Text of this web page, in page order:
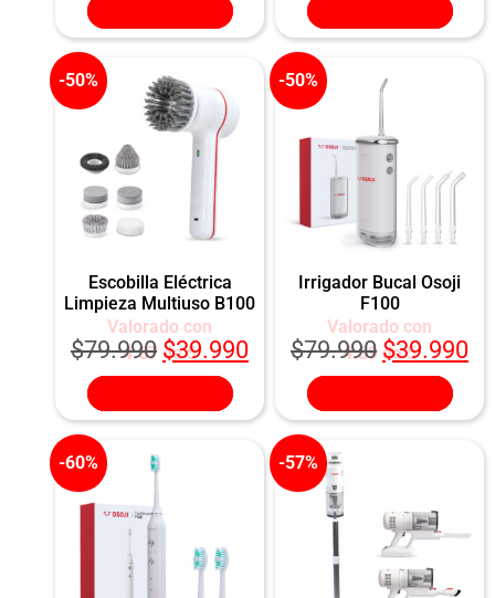
-50%
Escobilla Eléctrica
Limpieza Multiuso B100
Valorado con
4.87de 5
$79.990 $39.990
-50%
Irrigador Bucal Osoji
F100
Valorado con
4.89de 5
$79.990 $39.990
-60% -57%